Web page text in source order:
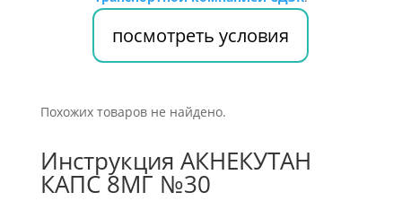
посмотреть условия
Похожих товаров не найдено.
Инструкция АКНЕКУТАН
КАПС 8МГ №30